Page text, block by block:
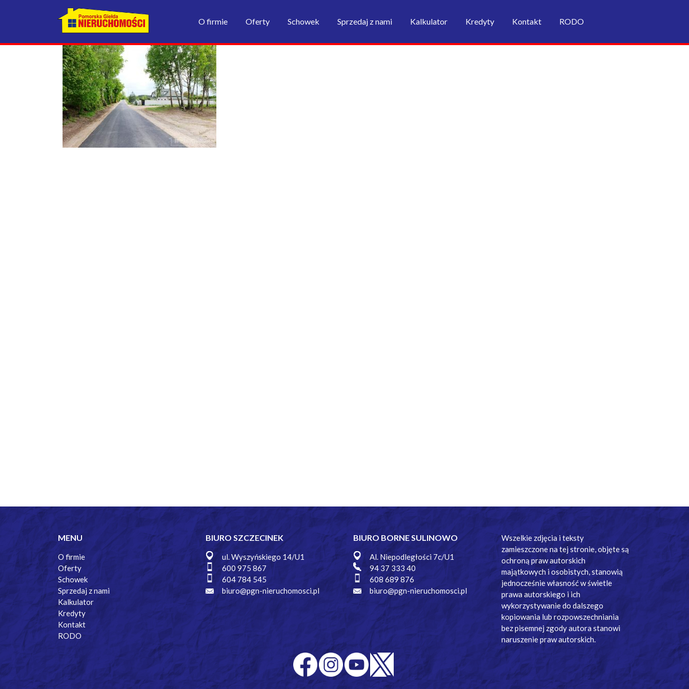
O firmie Oferty Schowek Sprzedaj z nami Kalkulator Kredyty Kontakt RODO
MENU
O firmie
Oferty
Schowek
Sprzedaj z nami
Kalkulator
Kredyty
Kontakt
RODO
BIURO SZCZECINEK
ul. Wyszyńskiego 14/U1
600 975 867
604 784 545
biuro@pgn-nieruchomosci.pl
BIURO BORNE SULINOWO
Al. Niepodległości 7c/U1
94 37 333 40
608 689 876
biuro@pgn-nieruchomosci.pl
Wszelkie zdjęcia i teksty
zamieszczone na tej stronie, objęte są
ochroną praw autorskich
majątkowych i osobistych, stanowią
jednocześnie własność w świetle
prawa autorskiego i ich
wykorzystywanie do dalszego
kopiowania lub rozpowszechniania
bez pisemnej zgody autora stanowi
naruszenie praw autorskich.